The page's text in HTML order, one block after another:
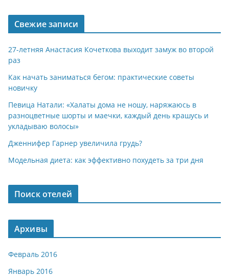
Свежие записи
27-летняя Анастасия Кочеткова выходит замуж во второй
раз
Как начать заниматься бегом: практические советы
новичку
Певица Натали: «Халаты дома не ношу, наряжаюсь в
разноцветные шорты и маечки, каждый день крашусь и
укладываю волосы»
Дженнифер Гарнер увеличила грудь?
Модельная диета: как эффективно похудеть за три дня
Поиск отелей
Архивы
Февраль 2016
Январь 2016